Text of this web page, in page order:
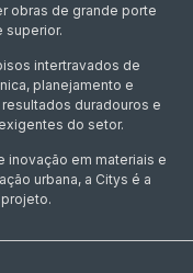
obras de grande porte
superior.
intertravados de
planejamento e
duradouros e
do setor.
inovação em materiais e
urbana, a Citys é a